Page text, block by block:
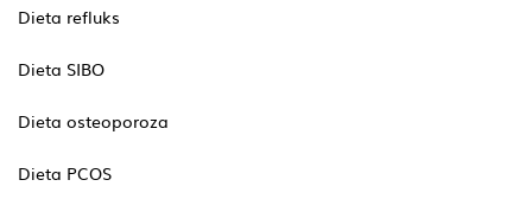
Dieta refluks
Dieta SIBO
Dieta osteoporoza
Dieta PCOS